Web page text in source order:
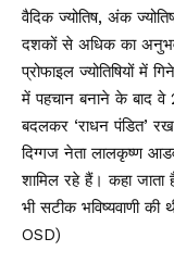
वैदिक ज्योतिष, अंक
दशकों से अधिक का
प्रोफाइल ज्योतिषियों में
में पहचान बनाने के बाद वे
बदलकर ‘राधन पंडित’
दिग्गज नेता लालकृष्ण
शामिल रहे हैं। कहा
भी सटीक भविष्यवाणी
OSD)